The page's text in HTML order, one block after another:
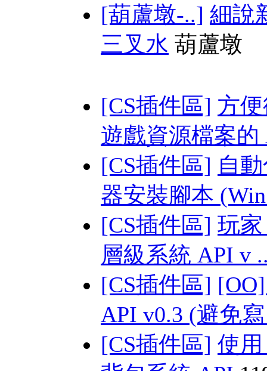
[葫蘆墩-..] 細說
三叉水 葫蘆墩
[CS插件區] 方便
遊戲資源檔案的
[CS插件區] 自
器安裝腳本
[CS插件區] 玩家
層級系統 API v
[CS插件區]
API v0.3 (避免
[CS插件區] 使用